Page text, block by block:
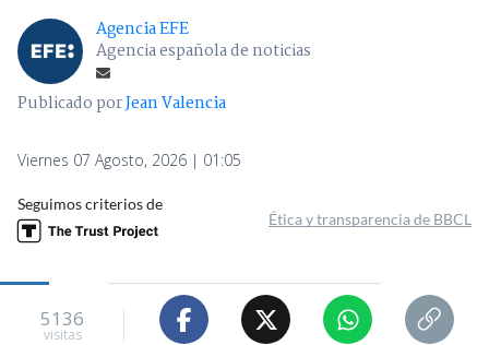
Agencia EFE
Agencia española de noticias
Publicado porJean Valencia
Viernes 07 Agosto, 2026 | 01:05
Seguimos criterios de
Ética y transparencia de BBCL
5136
visitas